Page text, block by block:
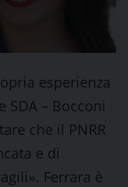
esperienza
SDA – Bocconi
che il PNRR
e di
Ferrara è